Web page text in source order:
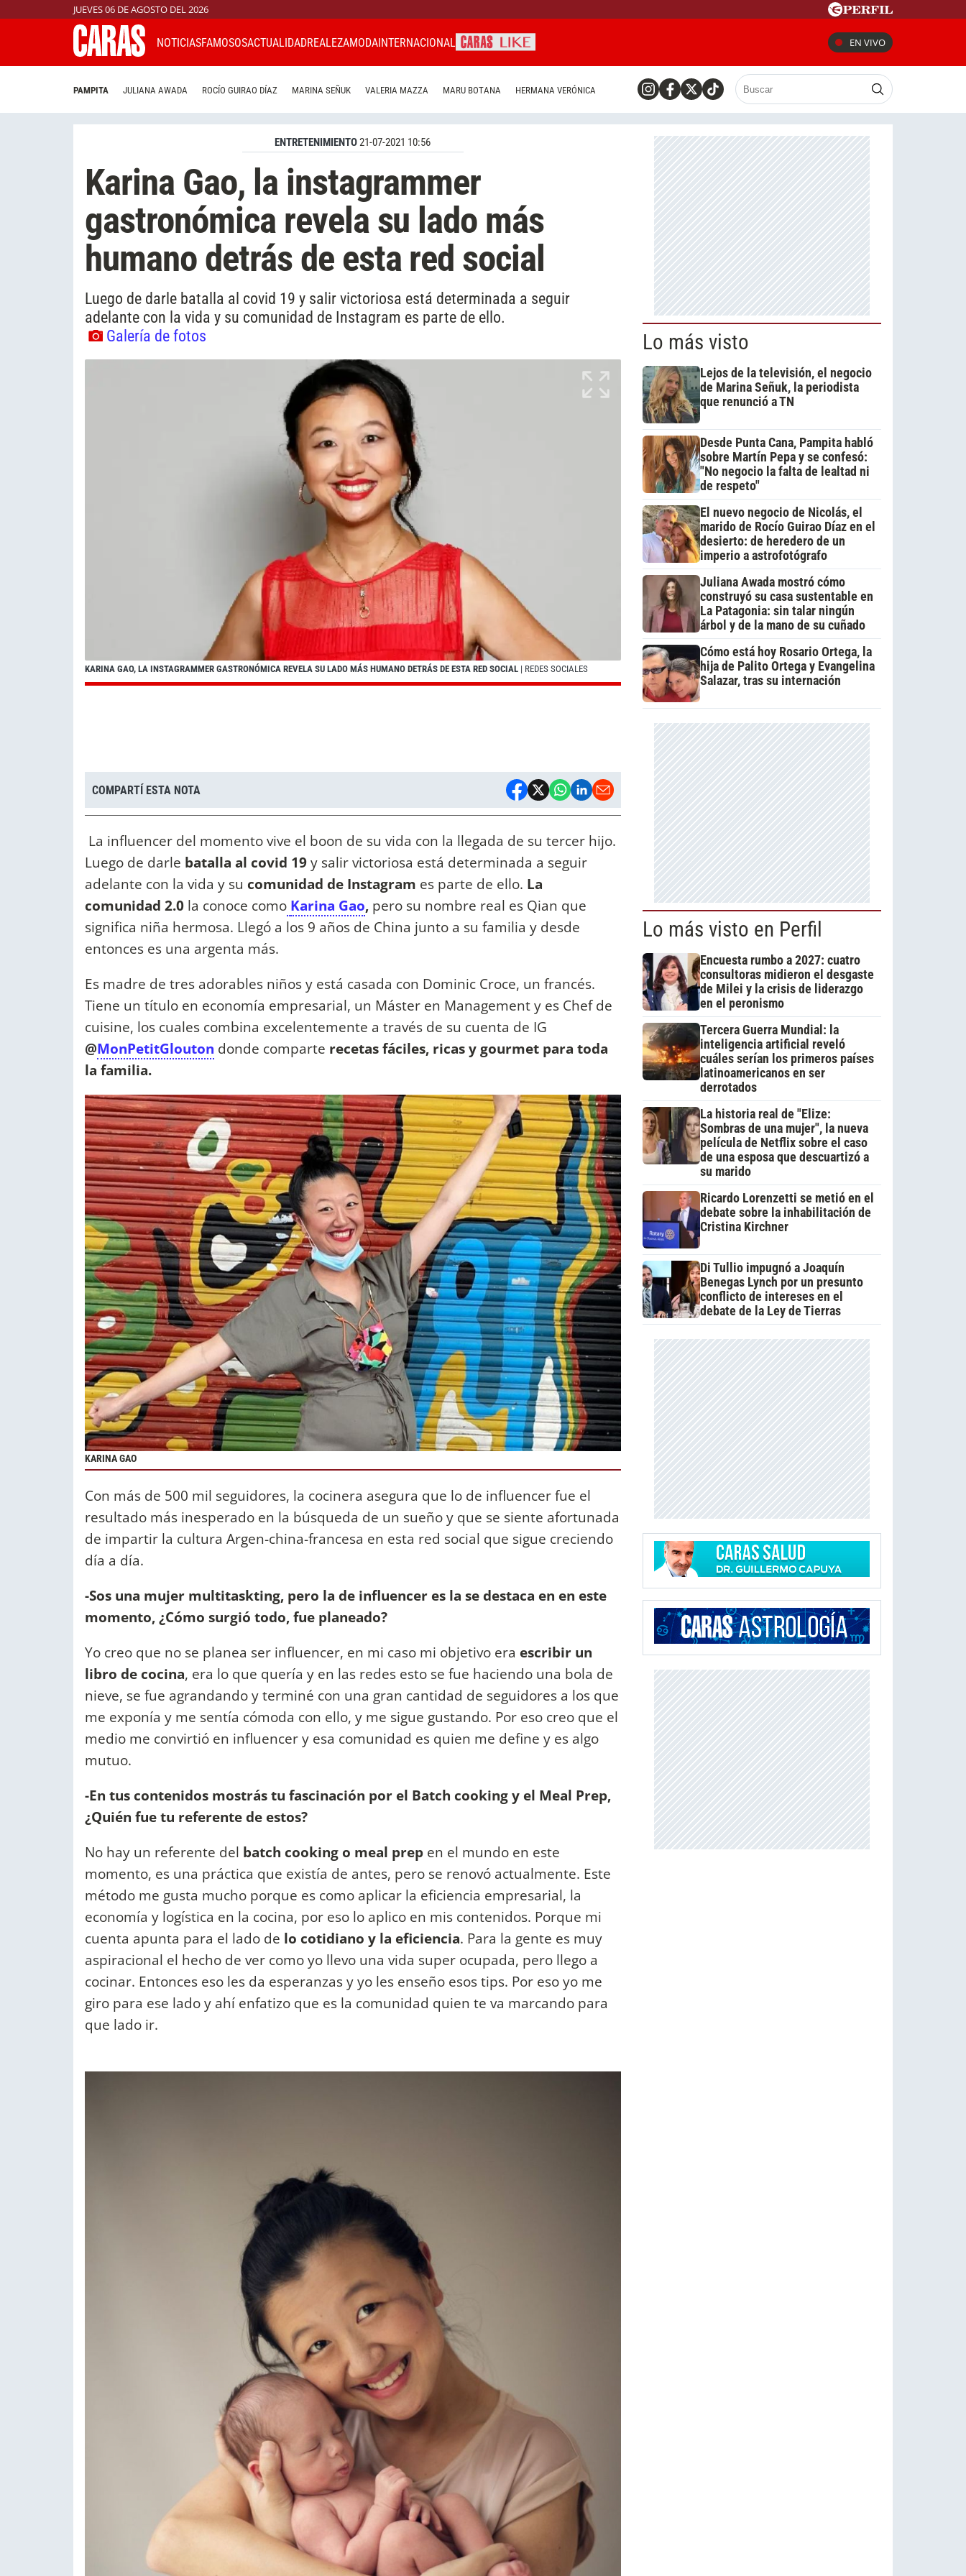
JUEVES 06 DE AGOSTO DEL 2026
NOTICIASFAMOSOSACTUALIDADREALEZAMODAINTERNACIONAL EN VIVO
PAMPITA JULIANA AWADA ROCÍO GUIRAO DÍAZ MARINA SEÑUK VALERIA MAZZA MARU BOTANA HERMANA VERÓNICA
ENTRETENIMIENTO21-07-2021 10:56
Karina Gao, la instagrammer
gastronómica revela su lado más
humano detrás de esta red social
Luego de darle batalla al covid 19 y salir victoriosa está determinada a seguir
adelante con la vida y su comunidad de Instagram es parte de ello.
Galería de fotos
KARINA GAO, LA INSTAGRAMMER GASTRONÓMICA REVELA SU LADO MÁS HUMANO DETRÁS DE ESTA RED SOCIAL | REDES SOCIALES
COMPARTÍ ESTA NOTA
La influencer del momento vive el boon de su vida con la llegada de su tercer hijo.
Luego de darle batalla al covid 19y salir victoriosa está determinada a seguir
adelante con la vida y su comunidad de Instagram es parte de ello. La
comunidad 2.0 la conoce como Karina Gao, pero su nombre real es Qian que
significa niña hermosa. Llegó a los 9 años de China junto a su familia y desde
entonces es una argenta más.
Es madre de tres adorables niños y está casada con Dominic Croce, un francés.
Tiene un título en economía empresarial, un Máster en Management y es Chef de
cuisine, los cuales combina excelentemente a través de su cuenta de IG
@MonPetitGlouton donde comparte recetas fáciles, ricas y gourmet para toda
la familia.
KARINA GAO
Con más de 500 mil seguidores, la cocinera asegura que lo de influencer fue el
resultado más inesperado en la búsqueda de un sueño y que se siente afortunada
de impartir la cultura Argen-china-francesa en esta red social que sigue creciendo
día a día.
-Sos una mujer multitaskting, pero la de influencer es la se destaca en en este
momento, ¿Cómo surgió todo, fue planeado?
Yo creo que no se planea ser influencer, en mi caso mi objetivo era escribir un
libro de cocina, era lo que quería y en las redes esto se fue haciendo una bola de
nieve, se fue agrandando y terminé con una gran cantidad de seguidores a los que
me exponía y me sentía cómoda con ello, y me sigue gustando. Por eso creo que el
medio me convirtió en influencer y esa comunidad es quien me define y es algo
mutuo.
-En tus contenidos mostrás tu fascinación por el Batch cooking y el Meal Prep,
¿Quién fue tu referente de estos?
No hay un referente del batch cooking o meal prep en el mundo en este
momento, es una práctica que existía de antes, pero se renovó actualmente. Este
método me gusta mucho porque es como aplicar la eficiencia empresarial, la
economía y logística en la cocina, por eso lo aplico en mis contenidos. Porque mi
cuenta apunta para el lado de lo cotidiano y la eficiencia. Para la gente es muy
aspiracional el hecho de ver como yo llevo una vida super ocupada, pero llego a
cocinar. Entonces eso les da esperanzas y yo les enseño esos tips. Por eso yo me
giro para ese lado y ahí enfatizo que es la comunidad quien te va marcando para
que lado ir.
Lo más visto
Lejos de la televisión, el negocio
de Marina Señuk, la periodista
que renunció a TN
Desde Punta Cana, Pampita habló
sobre Martín Pepa y se confesó:
"No negocio la falta de lealtad ni
de respeto"
El nuevo negocio de Nicolás, el
marido de Rocío Guirao Díaz en el
desierto: de heredero de un
imperio a astrofotógrafo
Juliana Awada mostró cómo
construyó su casa sustentable en
La Patagonia: sin talar ningún
árbol y de la mano de su cuñado
Cómo está hoy Rosario Ortega, la
hija de Palito Ortega y Evangelina
Salazar, tras su internación
Lo más visto en Perfil
Encuesta rumbo a 2027: cuatro
consultoras midieron el desgaste
de Milei y la crisis de liderazgo
en el peronismo
Tercera Guerra Mundial: la
inteligencia artificial reveló
cuáles serían los primeros países
latinoamericanos en ser
derrotados
La historia real de "Elize:
Sombras de una mujer", la nueva
película de Netflix sobre el caso
de una esposa que descuartizó a
su marido
Ricardo Lorenzetti se metió en el
debate sobre la inhabilitación de
Cristina Kirchner
Di Tullio impugnó a Joaquín
Benegas Lynch por un presunto
conflicto de intereses en el
debate de la Ley de Tierras